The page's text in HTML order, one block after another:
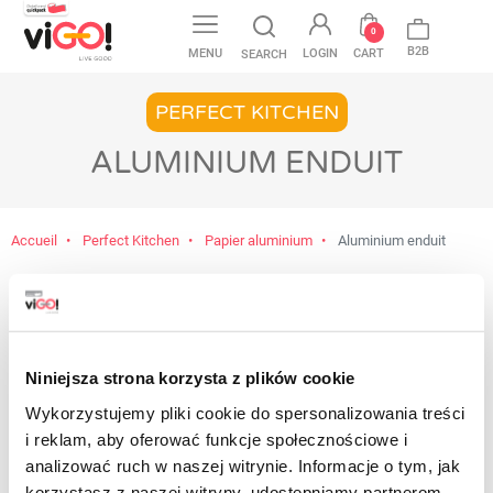
Niniejsza strona korzysta z plików cookie
Wykorzystujemy pliki cookie do spersonalizowania treści
i reklam, aby oferować funkcje społecznościowe i
analizować ruch w naszej witrynie. Informacje o tym, jak
MENU SEARCH LOGIN CART
0
B2B
PERFECT KITCHEN
ALUMINIUM ENDUIT
Accueil Perfect Kitchen Papier aluminium Aluminium enduit
moment
Restez à l'écoute ! D'autres produits seront
affichés ici au fur et à mesure qu'ils seront
ajoutés.
Contact